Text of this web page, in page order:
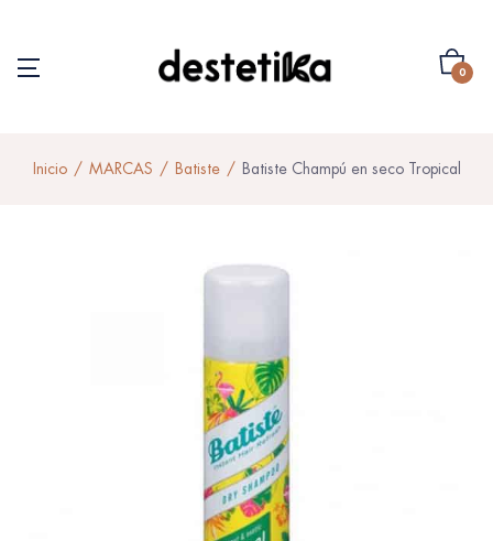
0
Inicio MARCAS Batiste Batiste Champú en seco Tropical